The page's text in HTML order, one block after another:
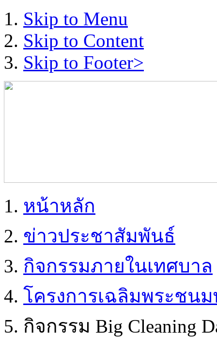
Skip to Menu
Skip to Content
Skip to Footer>
หน้าหลัก
ข่าวประชาสัมพันธ์
กิจกรรมภายในเทศบาล
โครงการเฉลิมพระชน
กิจกรรม Big Cleaning